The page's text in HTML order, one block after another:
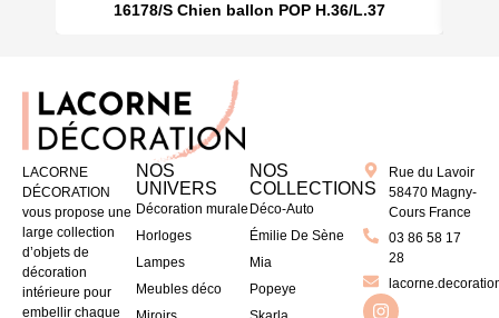
16178/S Chien ballon POP H.36/L.37
LACORNE
DÉCORATION
vous propose une
large collection
d’objets de
décoration
intérieure pour
embellir chaque
NOS
UNIVERS
Décoration murale
Horloges
Lampes
Meubles déco
NOS
COLLECTIONS
Déco-Auto
Émilie De Sène
Mia
Popeye
Rue du Lavoir
58470 Magny-
Cours France
03 86 58 17
28